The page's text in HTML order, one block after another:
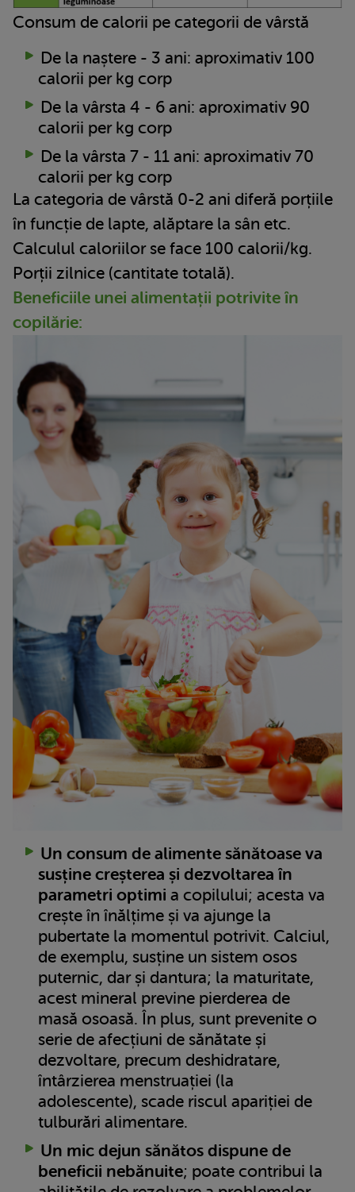
Consum de calorii pe categorii de vârstă
De la naștere - 3 ani: aproximativ 100
calorii per kg corp
De la vârsta 4 - 6 ani: aproximativ 90
calorii per kg corp
De la vârsta 7 - 11 ani: aproximativ 70
calorii per kg corp
La categoria de vârstă 0-2 ani diferă porțiile
în funcție de lapte, alăptare la sân etc.
Calculul caloriilor se face 100 calorii/kg.
Porții zilnice (cantitate totală).
Beneficiile unei alimentații potrivite în
copilărie:
Un consum de alimente sănătoase va
susține creșterea și dezvoltarea în
parametri optimi a copilului; acesta va
crește în înălțime și va ajunge la
pubertate la momentul potrivit. Calciul,
de exemplu, susține un sistem osos
puternic, dar și dantura; la maturitate,
acest mineral previne pierderea de
masă osoasă. În plus, sunt prevenite o
serie de afecțiuni de sănătate și
dezvoltare, precum deshidratare,
întârzierea menstruației (la
adolescente), scade riscul apariției de
tulburări alimentare.
Un mic dejun sănătos dispune de
beneficii nebănuite; poate contribui la